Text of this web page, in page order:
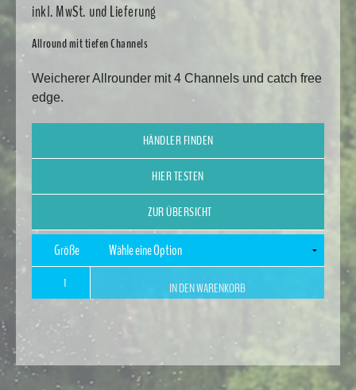
inkl. MwSt. und Lieferung
Allround mit tiefen Channels
Weicherer Allrounder mit 4 Channels und catch free
edge.
HÄNDLER FINDEN
HIER TESTEN
ZUR ÜBERSICHT
Größe
Menge
IN DEN WARENKORB